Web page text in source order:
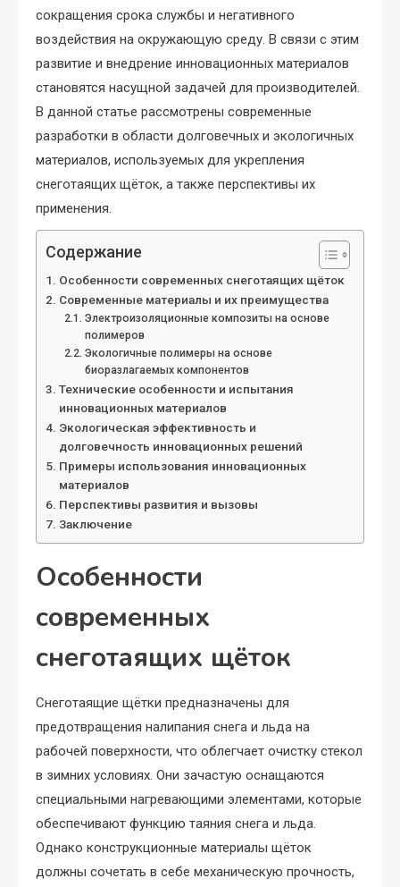
сокращения срока службы и негативного
воздействия на окружающую среду. В связи с этим
развитие и внедрение инновационных материалов
становятся насущной задачей для производителей.
В данной статье рассмотрены современные
разработки в области долговечных и экологичных
материалов, используемых для укрепления
снеготаящих щёток, а также перспективы их
применения.
Содержание
Особенности современных снеготаящих щёток
Современные материалы и их преимущества
Электроизоляционные композиты на основе
полимеров
Экологичные полимеры на основе
биоразлагаемых компонентов
Технические особенности и испытания
инновационных материалов
Экологическая эффективность и
долговечность инновационных решений
Примеры использования инновационных
материалов
Перспективы развития и вызовы
Заключение
Особенности
современных
снеготаящих щёток
Снеготаящие щётки предназначены для
предотвращения налипания снега и льда на
рабочей поверхности, что облегчает очистку стекол
в зимних условиях. Они зачастую оснащаются
специальными нагревающими элементами, которые
обеспечивают функцию таяния снега и льда.
Однако конструкционные материалы щёток
должны сочетать в себе механическую прочность,